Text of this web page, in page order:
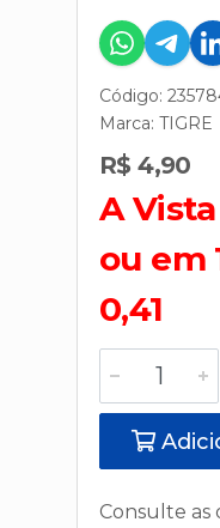
Código:
Marca: TIGRE
R$ 4,90
A
ou em
0,41
Consulte as